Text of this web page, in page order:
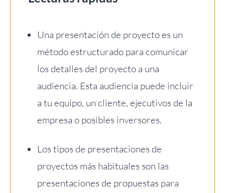
Una presentación de proyecto es un
método estructurado para comunicar
los detalles del proyecto a una
audiencia. Esta audiencia puede incluir
a tu equipo, un cliente, ejecutivos de la
empresa o posibles inversores.
Los tipos de presentaciones de
proyectos más habituales son las
presentaciones de propuestas para